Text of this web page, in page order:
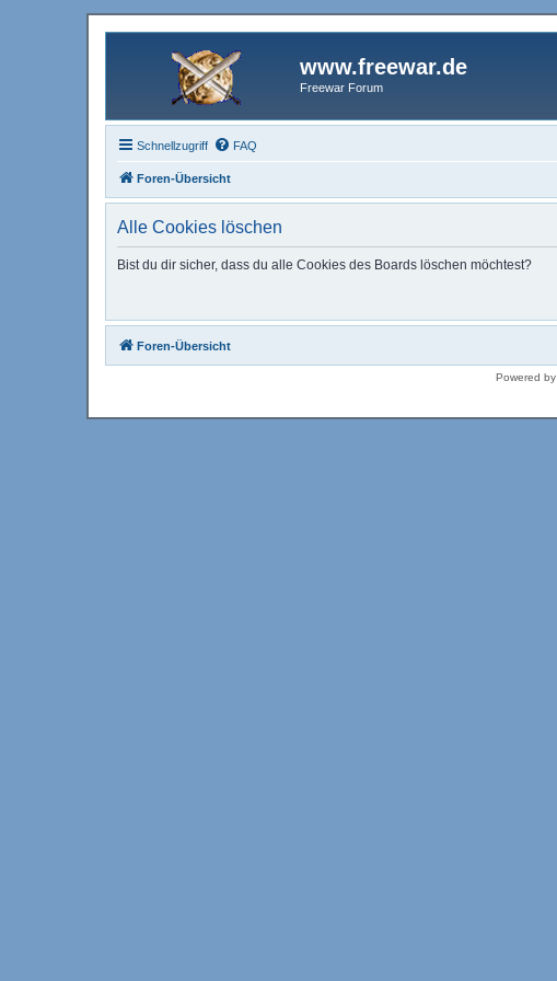
www.freewar.de
Freewar Forum
Schnellzugriff FAQ
Foren-Übersicht
Alle Cookies löschen
Bist du dir sicher, dass du alle Cookies des Boards löschen möchtest?
Foren-Übersicht
Powered by